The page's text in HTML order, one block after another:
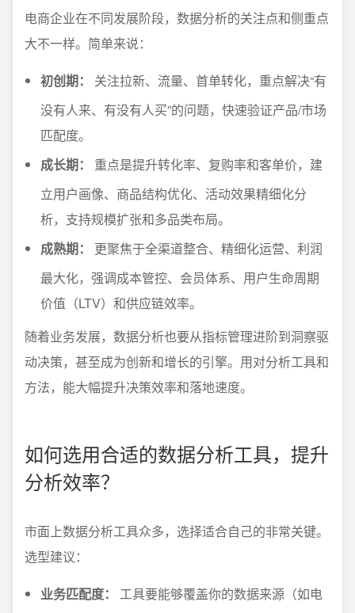
电商企业在不同发展阶段，数据分析的关注点和侧重点
大不一样。简单来说：
初创期：
关注拉新、流量、首单转化，重点解决“有
没有人来、有没有人买”的问题，快速验证产品/市场
匹配度。
成长期：
重点是提升转化率、复购率和客单价，建
立用户画像、商品结构优化、活动效果精细化分
析，支持规模扩张和多品类布局。
成熟期：
更聚焦于全渠道整合、精细化运营、利润
最大化，强调成本管控、会员体系、用户生命周期
价值（LTV）和供应链效率。
随着业务发展，数据分析也要从指标管理进阶到洞察驱
动决策，甚至成为创新和增长的引擎。用对分析工具和
方法，能大幅提升决策效率和落地速度。
如何选用合适的数据分析工具，提升
分析效率？
市面上数据分析工具众多，选择适合自己的非常关键。
选型建议：
业务匹配度：
工具要能够覆盖你的数据来源（如电